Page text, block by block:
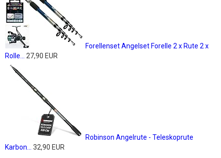
Forellenset Angelset Forelle 2 x Rute 2 x
Rolle...
27,90 EUR
Robinson Angelrute - Teleskoprute
Karbon...
32,90 EUR